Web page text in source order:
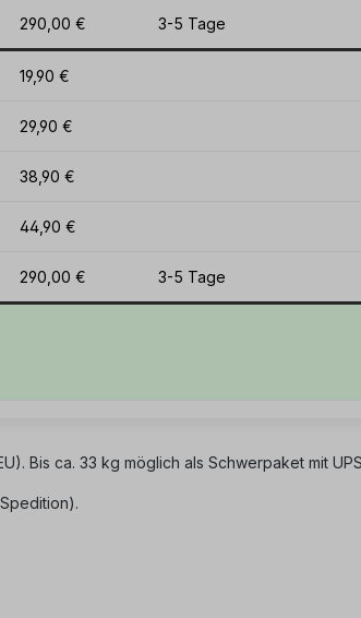
290,00 € 3-5 Tage
19,90 €
29,90 €
38,90 €
44,90 €
290,00 € 3-5 Tage
Bis ca. 33 kg möglich als Schwerpaket mit